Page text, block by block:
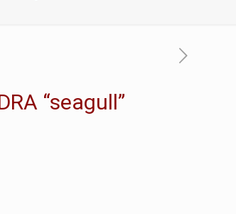
“seagull”